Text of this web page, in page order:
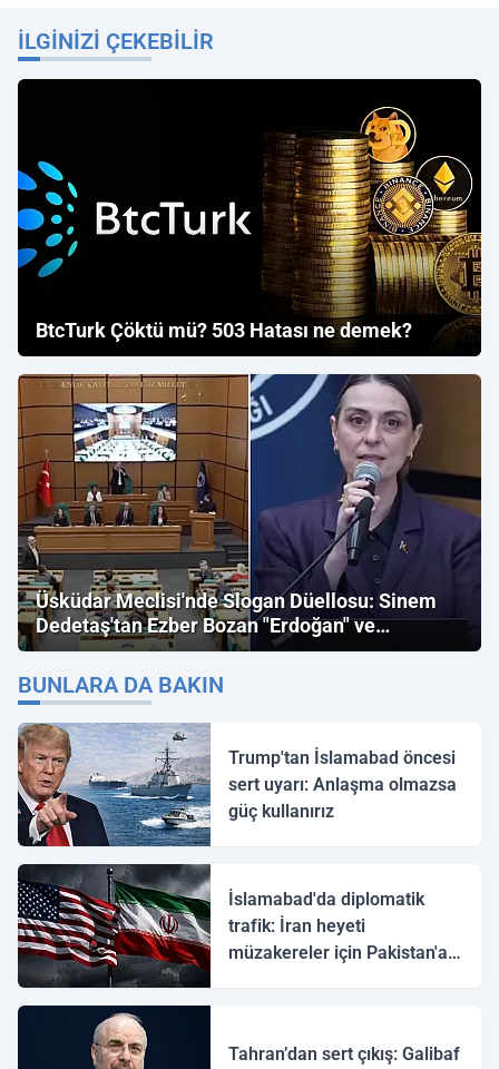
İLGINIZI ÇEKEBILIR
BtcTurk Çöktü mü? 503 Hatası ne demek?
Üsküdar Meclisi'nde Slogan Düellosu: Sinem
Dedetaş'tan Ezber Bozan "Erdoğan" ve
"İmamoğlu" Çıkışı!
BUNLARA DA BAKIN
Trump'tan İslamabad öncesi
sert uyarı: Anlaşma olmazsa
güç kullanırız
İslamabad'da diplomatik
trafik: İran heyeti
müzakereler için Pakistan'a
Tahran’dan sert çıkış: Galibaf